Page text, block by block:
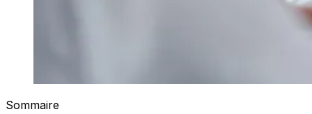
Sommaire